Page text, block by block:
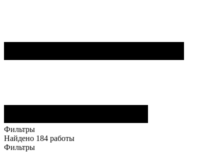
Фильтры
Найдено 184 работы
Фильтры